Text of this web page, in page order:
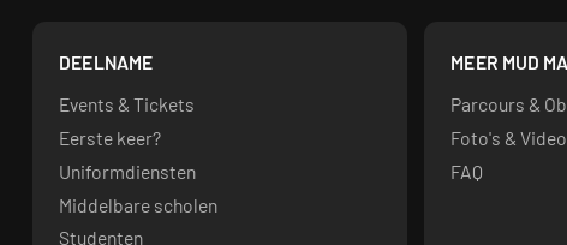
DEELNAME
Events & Tickets
Eerste keer?
Uniformdiensten
Middelbare scholen
Studenten
MEER MUD
Parcours &
Foto's &
FAQ